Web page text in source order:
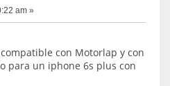
am »
con Motorlap y con
para un iphone 6s plus con